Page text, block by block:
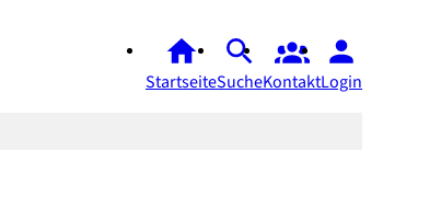
StartseiteSucheKontaktLogin